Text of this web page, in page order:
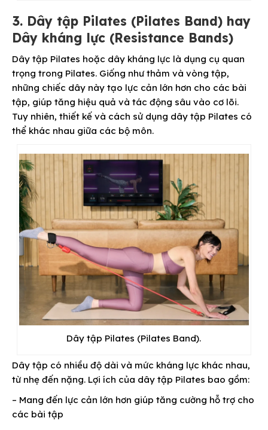
3. Dây tập Pilates (Pilates Band) hay
Dây kháng lực (Resistance Bands)
Dây tập Pilates hoặc dây kháng lực là dụng cụ quan
trọng trong Pilates. Giống như thảm và vòng tập,
những chiếc dây này tạo lực cản lớn hơn cho các bài
tập, giúp tăng hiệu quả và tác động sâu vào cơ lõi.
Tuy nhiên, thiết kế và cách sử dụng dây tập Pilates có
thể khác nhau giữa các bộ môn.
Dây tập Pilates (Pilates Band).
Dây tập có nhiều độ dài và mức kháng lực khác nhau,
từ nhẹ đến nặng. Lợi ích của dây tập Pilates bao gồm:
– Mang đến lực cản lớn hơn giúp tăng cường hỗ trợ cho
các bài tập